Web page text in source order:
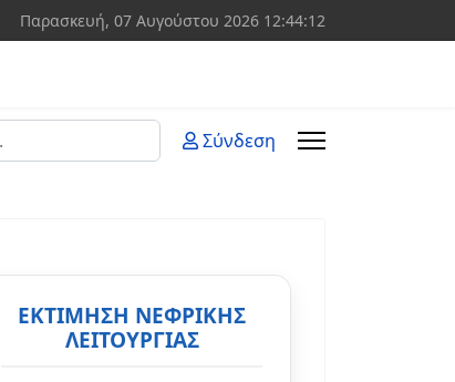
Παρασκευή, 07 Αυγούστου 2026 12:44:12
Σύνδεση
ΕΚΤΙΜΗΣΗ ΝΕΦΡΙΚΗΣ
ΛΕΙΤΟΥΡΓΙΑΣ